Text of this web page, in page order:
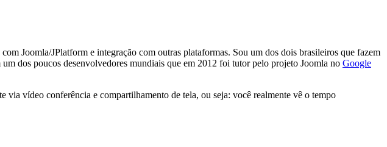
Joomla/JPlatform e integração com outras plataformas. Sou um dos dois brasileiros que fazem
dos poucos desenvolvedores mundiais que em 2012 foi tutor pelo projeto Joomla no Google
vídeo conferência e compartilhamento de tela, ou seja: você realmente vê o tempo